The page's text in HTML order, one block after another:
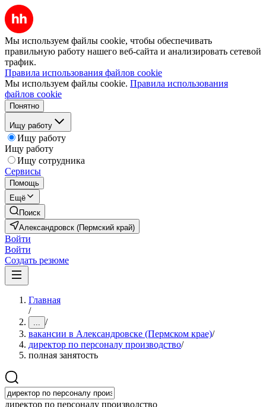
Мы используем файлы cookie, чтобы обеспечивать
правильную работу нашего веб-сайта и анализировать сетевой
трафик.
Правила использования файлов cookie
Мы используем файлы cookie. Правила использования
файлов cookie
Понятно
Ищу работу
Ищу работу
Ищу работу
Ищу сотрудника
Сервисы
Помощь
Ещё
Поиск
Александровск (Пермский край)
Войти
Войти
Создать резюме
Главная
/
... /
вакансии в Александровске (Пермском крае)/
директор по персоналу производство/
полная занятость
директор по персоналу производство